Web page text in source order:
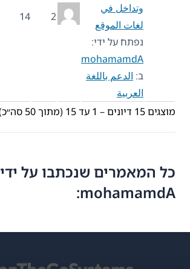
وتداخل في
لغات الموقع
נפתח על ידי:
mohamamdA
ב: الدعم باللغة
العربية
2
14
מוצגים 15 דיונים – 1 עד 15 (מתוך 50 סה״כ)
כל המאמרים שנכתבו על ידי
mohamamdA: